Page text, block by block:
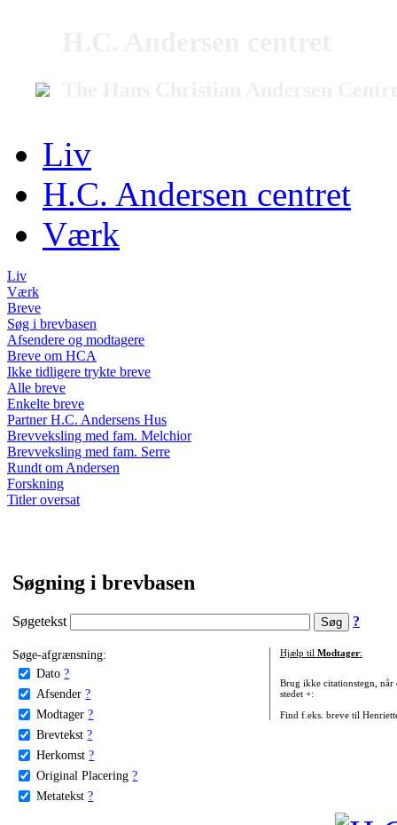
Liv
H.C. Andersen centret
Værk
Liv
Værk
Breve
Søg i brevbasen
Afsendere og modtagere
Breve om HCA
Ikke tidligere trykte breve
Alle breve
Enkelte breve
Partner H.C. Andersens Hus
Brevveksling med fam. Melchior
Brevveksling med fam. Serre
Rundt om Andersen
Forskning
Titler oversat
Søgning i brevbasen
Søgetekst ?
Søge-afgrænsning:
Dato ?
Afsender ?
Modtager ?
Brevtekst ?
Herkomst ?
Original Placering ?
Metatekst ?
Hjælp til Modtager:
Brug ikke citationstegn, når
stedet +:
Find f.eks. breve til